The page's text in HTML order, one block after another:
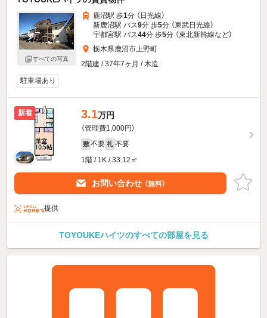
すべての写真
鹿沼駅 歩1分 （日光線）
新鹿沼駅 バス9分 歩5分 （東武日光線）
宇都宮駅 バス44分 歩5分 （東北新幹線など）
栃木県鹿沼市上野町
2階建 / 37年7ヶ月 / 木造
駐車場あり
新着 3.1万円
（管理費1,000円）
敷 不要 礼 不要
1階 / 1K / 33.12㎡
お問い合わせ （無料）
提供
TOYOUKEハイツのすべての部屋を見る